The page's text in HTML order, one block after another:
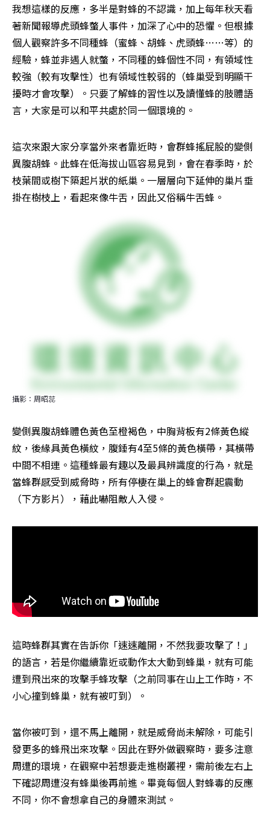
我想這樣的反應，多半是對蜂的不認識，加上每年秋天看
著新聞報導虎頭蜂螫人事件，加深了心中的恐懼。但根據
個人觀察許多不同種蜂（蜜蜂、胡蜂、虎頭蜂……等）的
經驗，蜂並非遇人就螫，不同種的蜂個性不同，有領域性
較強（較有攻擊性）也有領域性較弱的（蜂巢受到明顯干
擾時才會攻擊）。只要了解蜂的習性以及讀懂蜂的肢體語
言，大家是可以和平共處於同一個環境的。
這次來跟大家分享當外來者靠近時，會群蜂搖屁股的變側
異腹胡蜂。此蜂在低海拔山區容易見到，會在春季時，於
枝葉間或樹下築起片狀的紙巢。一層層向下延伸的巢片垂
掛在樹枝上，看起來像牛舌，因此又俗稱牛舌蜂。
攝影：周昭蕊
變側異腹胡蜂體色黃色至橙褐色，中胸背板有2條黃色縱
紋，後緣具黃色橫紋，腹錘有4至5條的黃色橫帶，其橫帶
中間不相連。這種蜂最有趣以及最具辨識度的行為，就是
當蜂群感受到威脅時，所有停棲在巢上的蜂會群起震動
（下方影片），藉此嚇阻敵人入侵。
這時蜂群其實在告訴你「速速離開，不然我要攻擊了！」
的語言，若是你繼續靠近或動作太大動到蜂巢，就有可能
遭到飛出來的攻擊手蜂攻擊（之前同事在山上工作時，不
小心撞到蜂巢，就有被叮到）。
當你被叮到，還不馬上離開，就是威脅尚未解除，可能引
發更多的蜂飛出來攻擊。因此在野外做觀察時，要多注意
周遭的環境，在觀察中若想要走進樹叢裡，需前後左右上
下確認周遭沒有蜂巢後再前進。畢竟每個人對蜂毒的反應
不同，你不會想拿自己的身體來測試。